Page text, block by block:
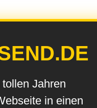
Jahren
in einen